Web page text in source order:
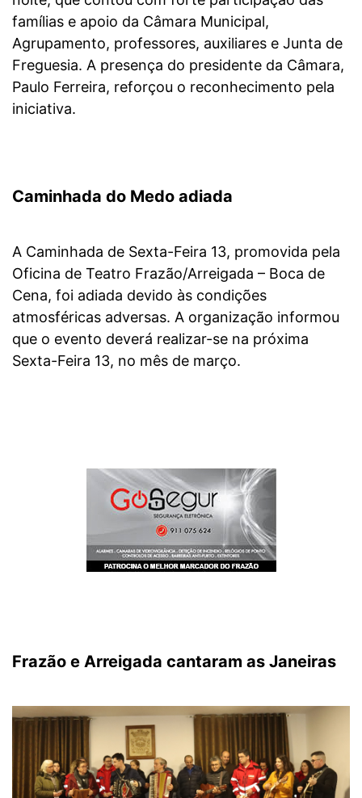
famílias e apoio da Câmara Municipal,
Agrupamento, professores, auxiliares e Junta de
Freguesia. A presença do presidente da Câmara,
Paulo Ferreira, reforçou o reconhecimento pela
iniciativa.
Caminhada do Medo adiada
A Caminhada de Sexta-Feira 13, promovida pela
Oficina de Teatro Frazão/Arreigada – Boca de
Cena, foi adiada devido às condições
atmosféricas adversas. A organização informou
que o evento deverá realizar-se na próxima
Sexta-Feira 13, no mês de março.
Frazão e Arreigada cantaram as Janeiras